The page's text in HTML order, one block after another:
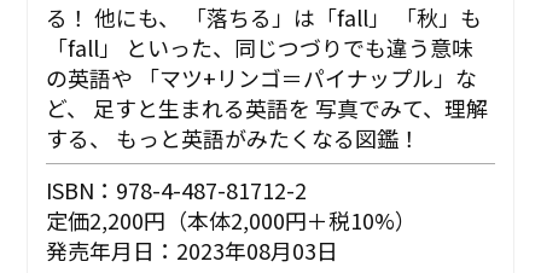
る！ 他にも、 「落ちる」は「fall」 「秋」も
「fall」 といった、同じつづりでも違う意味
の英語や 「マツ+リンゴ＝パイナップル」な
ど、 足すと生まれる英語を 写真でみて、理解
する、 もっと英語がみたくなる図鑑！
ISBN：978-4-487-81712-2
定価2,200円（本体2,000円＋税10%）
発売年月日：2023年08月03日